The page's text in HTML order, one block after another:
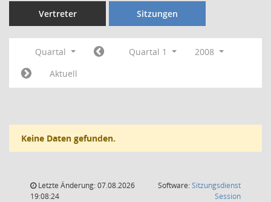
Vertreter Sitzungen
Quartal Quartal 1
2008
Aktuell
Keine Daten gefunden.
Letzte Änderung: 07.08.2026
19:08:24
Software:Sitzungsdienst
Session(Wird in